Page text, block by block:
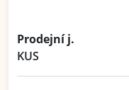
Prodejní j.
KUS